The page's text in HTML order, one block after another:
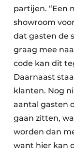
partijen. “Een
showroom
dat gasten de
graag mee
code kan dit
Daarnaast
klanten. Nog
aantal gasten
gaan zitten,
worden dan
want hier kan